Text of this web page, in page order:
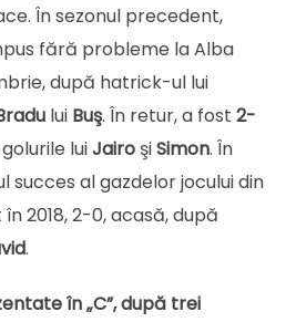
În sezonul precedent,
fără probleme la Alba
după hatrick-ul lui
lui Buş. În retur, a fost 2-
luiJairoşiSimon. În
succes al gazdelor jocului din
2018, 2-0, acasă, după
.
în „C”, după trei